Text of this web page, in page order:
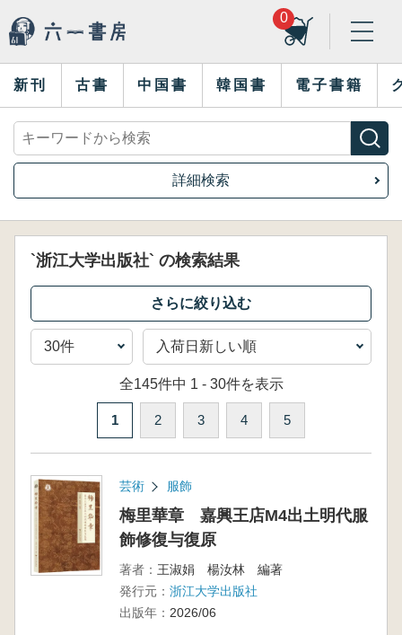
0
新刊 古書 中国書 韓国書 電子書籍
詳細検索
`浙江大学出版社` の検索結果
全145件中 1 - 30件を表示
1 2 3 4 5
芸術 服飾
梅里華章 嘉興王店M4出土明代服
飾修復与復原
著者： 王淑娟 楊汝林 編著
発行元： 浙江大学出版社
出版年： 2026/06